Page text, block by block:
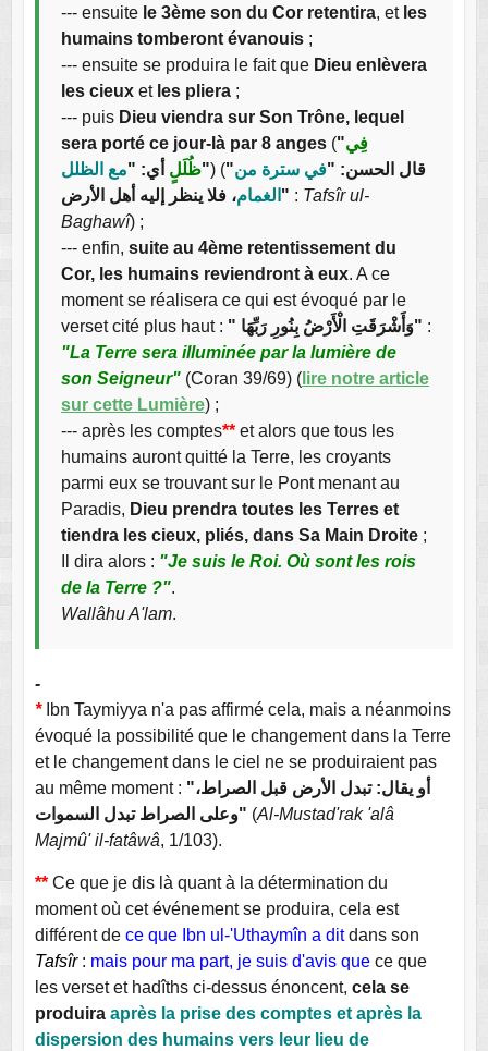
--- ensuite le 3ème son du Cor retentira, et les
humains tomberont évanouis;
--- ensuite se produira le fait que Dieu enlèvera
les cieuxet les pliera;
--- puis Dieu viendra sur Son Trône, lequel
sera porté ce jour-là par 8 anges("فِي
ظُلَلٍ أي: "مع الظلل ") ( "قال الحسن: "في سترة من
الغمام ، فلا ينظر إليه أهل الأرض" : Tafsîr ul-
Baghawî) ;
--- enfin, suite au 4ème retentissement du
Cor, les humains reviendront à eux. A ce
moment se réalisera ce qui est évoqué par le
verset cité plus haut :
" وَأَشْرَقَتِ الْأَرْضُ بِنُورِ رَبِّهَا" :
"La Terre sera illuminée par la lumière de
son Seigneur"(Coran 39/69) (lire notre article
sur cette Lumière) ;
--- après les comptes**et alors que tous les
humains auront quitté la Terre, les croyants
parmi eux se trouvant sur le Pont menant au
Paradis, Dieu prendra toutes les Terres et
tiendra les cieux, pliés, dans Sa Main Droite;
Il dira alors : "Je suis le Roi. Où sont les rois
de la Terre ?".
Wallâhu A'lam.
-
* Ibn Taymiyya n'a pas affirmé cela, mais a néanmoins
évoqué la possibilité que le changement dans la Terre
et le changement dans le ciel ne se produiraient pas
au même moment : "أو يقال: تبدل الأرض قبل الصراط،
وعلى الصراط تبدل السموات" (Al-Mustad'rak 'alâ
Majmû' il-fatâwâ, 1/103).
**Ce que je dis là quant à la détermination du
moment où cet événement se produira, cela est
différent de ce que Ibn ul-'Uthaymîn a ditdans son
Tafsîr : mais pour ma part, je suisd'avis quece que
les verset et hadîths ci-dessus énoncent, cela se
produira après la prise des comptes et après la
dispersion des humains vers leur lieu de